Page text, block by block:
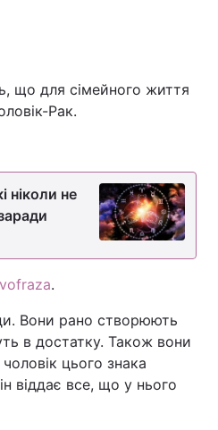
що для сімейного життя
Рак.
ніколи не
.
Вони рано створюють
в достатку. Також вони
цього знака
віддає все, що у нього